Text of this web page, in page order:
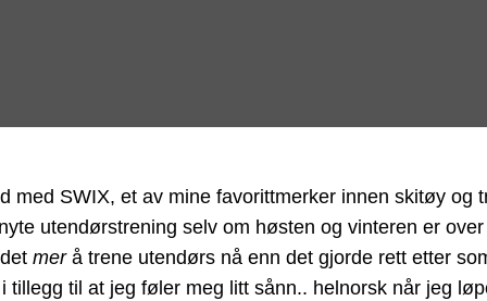
med SWIX, et av mine favorittmerker innen skitøy og
utendørstrening selv om høsten og vinteren er
mer å trene utendørs nå enn det gjorde rett etter
tillegg til at jeg føler meg litt sånn.. helnorsk når jeg